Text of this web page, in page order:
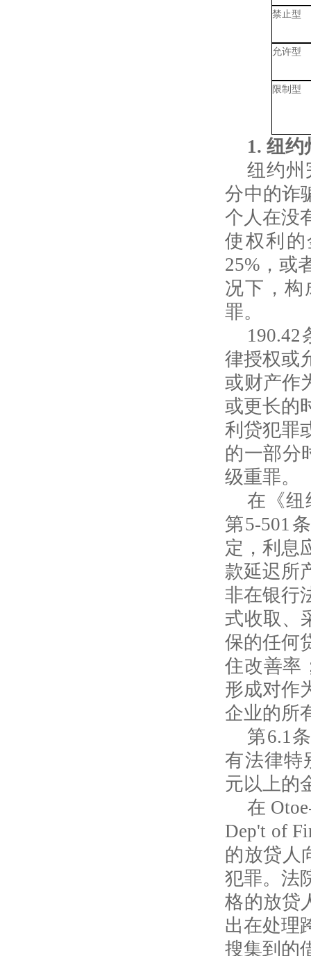
禁止型
允许型
限制型
1.纽约
纽约州
分中的诈
个人在没
使权利
25% ，或
况下，构
罪。
190.42
律授权或
或财产作
或更长的
利贷犯罪
的一部分
级重罪。
在《纽
第5-501
定，利息
款延迟所
非在银行
式收取、
保的任何
住改善率
形成对作
企业的所
第6.1
有法律特
元以上的
在
Dep't of
的放贷人
犯罪。法
格的放贷
出在处理
搜集到的